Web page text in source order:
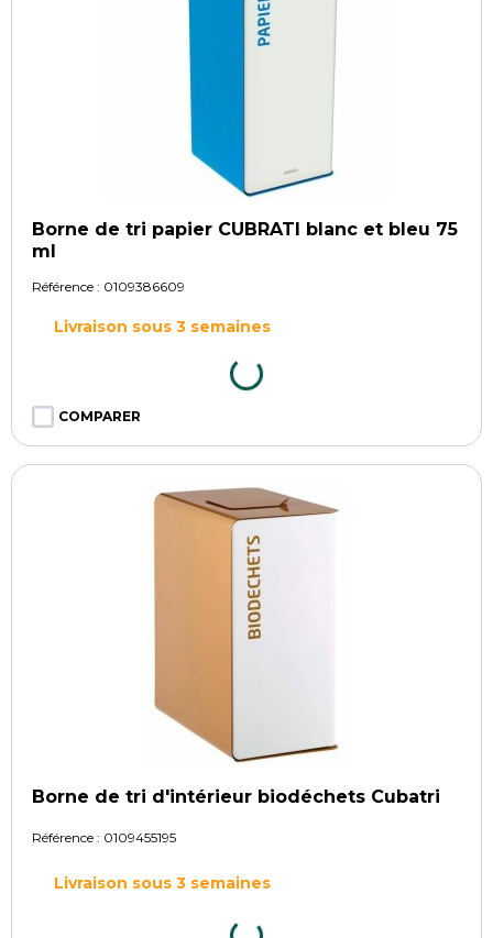
Borne de tri papier CUBRATI blanc et bleu 75
ml
Référence : 0109386609
Livraison sous 3 semaines
COMPARER
Borne de tri d'intérieur biodéchets Cubatri
Référence : 0109455195
Livraison sous 3 semaines